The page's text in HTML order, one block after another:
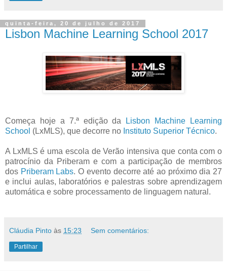
quinta-feira, 20 de julho de 2017
Lisbon Machine Learning School 2017
Começa hoje a 7.ª edição da
Lisbon Machine Learning
School (LxMLS), que decorre no Instituto Superior Técnico.
A LxMLS é uma escola de Verão intensiva que conta com o
patrocínio da Priberam e com a participação de membros
dos Priberam Labs. O evento decorre até ao próximo dia 27
e inclui aulas, laboratórios e palestras sobre aprendizagem
automática e sobre processamento de linguagem natural.
Cláudia Pinto às 15:23 Sem comentários:
Partilhar